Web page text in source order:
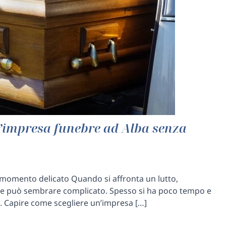
funebre ad Alba senza
delicato Quando si affronta un lutto,
può sembrare complicato. Spesso si ha poco tempo e
come scegliere un’impresa […]